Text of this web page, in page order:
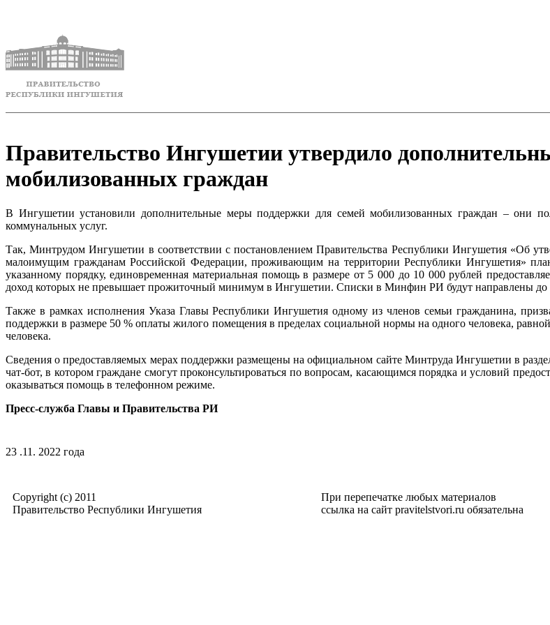
Правительство Ингушетии утвердило
мобилизованных граждан
В Ингушетии установили дополнительные меры поддержки для семей мобилизованных граждан – они
коммунальных услуг.
Так, Минтрудом Ингушетии в соответствии с постановлением Правительства Республики Ингушетия «Об
малоимущим гражданам Российской Федерации, проживающим на территории Республики Ингушетия»
указанному порядку, единовременная материальная помощь в размере от 5 000 до 10 000 рублей
доход которых не превышает прожиточный минимум в Ингушетии. Списки в Минфин РИ будут направлены до
Также в рамках исполнения Указа Главы Республики Ингушетия одному из членов семьи гражданина,
поддержки в размере 50 % оплаты жилого помещения в пределах социальной нормы на одного человека,
человека.
Сведения о предоставляемых мерах поддержки размещены на официальном сайте Минтруда Ингушетии в
чат-бот, в котором граждане смогут проконсультироваться по вопросам, касающимся порядка и условий
оказываться помощь в телефонном режиме.
Пресс-служба Главы и Правительства РИ
23 .11. 2022 года
Copyright (c) 2011
Правительство Республики Ингушетия
При перепечатке любых материалов
ссылка на сайт pravitelstvori.ru обязательна